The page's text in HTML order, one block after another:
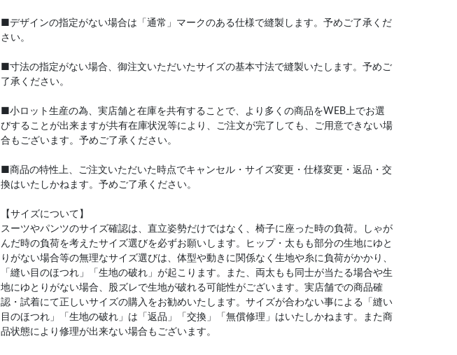
■デザインの指定がない場合は「通常」マークのある仕様で縫製します。予めご了承くだ
さい。
■寸法の指定がない場合、御注文いただいたサイズの基本寸法で縫製いたします。予めご
了承ください。
■小ロット生産の為、実店舗と在庫を共有することで、より多くの商品をWEB上でお選
びすることが出来ますが共有在庫状況等により、ご注文が完了しても、ご用意できない場
合もございます。予めご了承ください。
■商品の特性上、ご注文いただいた時点でキャンセル・サイズ変更・仕様変更・返品・交
換はいたしかねます。予めご了承ください。
【サイズについて】
スーツやパンツのサイズ確認は、直立姿勢だけではなく、椅子に座った時の負荷。しゃが
んだ時の負荷を考えたサイズ選びを必ずお願いします。ヒップ・太もも部分の生地にゆと
りがない場合等の無理なサイズ選びは、体型や動きに関係なく生地や糸に負荷がかかり、
「縫い目のほつれ」「生地の破れ」が起こります。また、両太もも同士が当たる場合や生
地にゆとりがない場合、股ズレで生地が破れる可能性がございます。実店舗での商品確
認・試着にて正しいサイズの購入をお勧めいたします。サイズが合わない事による「縫い
目のほつれ」「生地の破れ」は「返品」「交換」「無償修理」はいたしかねます。また商
品状態により修理が出来ない場合もございます。